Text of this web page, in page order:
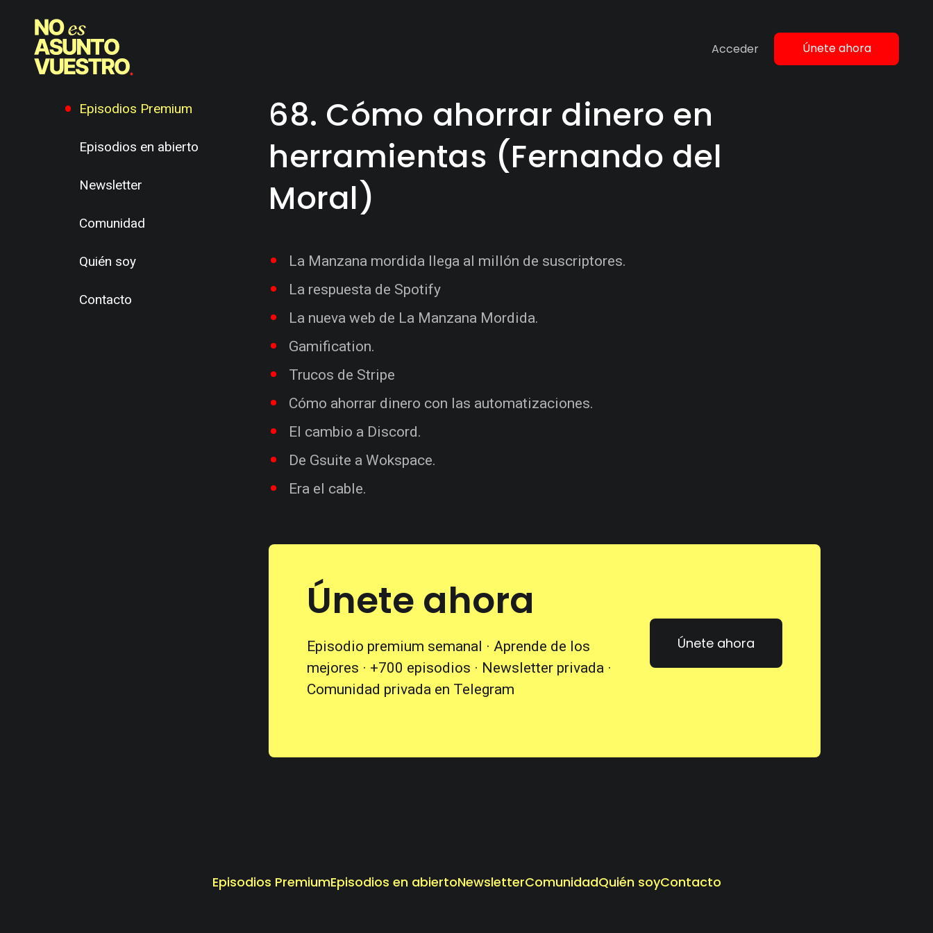
Acceder Únete ahora
Episodios Premium
Episodios en abierto
Newsletter
Comunidad
Quién soy
Contacto
68. Cómo ahorrar dinero en
herramientas (Fernando del
Moral)
La Manzana mordida llega al millón de suscriptores.
La respuesta de Spotify
La nueva web de La Manzana Mordida.
Gamification.
Trucos de Stripe
Cómo ahorrar dinero con las automatizaciones.
El cambio a Discord.
De Gsuite a Wokspace.
Era el cable.
Únete ahora
Episodio premium semanal · Aprende de los
mejores · +700 episodios · Newsletter privada ·
Comunidad privada en Telegram
Únete ahora
Episodios PremiumEpisodios en abiertoNewsletterComunidadQuién soyContacto